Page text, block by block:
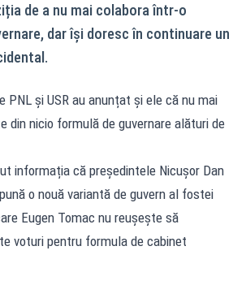
de a nu mai colabora într-o
dar își doresc în continuare un
PNL și USR au anunțat și ele că nu mai
din nicio formulă de guvernare alături de
informația că președintele Nicușor Dan
o nouă variantă de guvern al fostei
Eugen Tomac nu reușește să
voturi pentru formula de cabinet